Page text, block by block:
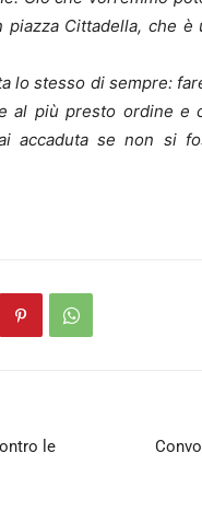
Cittadella, che è
lo stesso di sempre:
più presto ordine e
accaduta se non si
le